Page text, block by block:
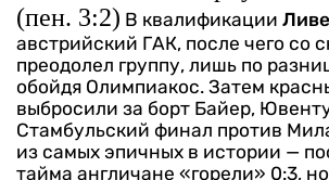
(пен. 3:2) В квалификации
австрийский ГАК, после чего со
преодолел группу, лишь по
обойдя Олимпиакос. Затем
выбросили за борт Байер,
Стамбульский финал против
из самых эпичных в истории —
тайма англичане «горели» 0:3,